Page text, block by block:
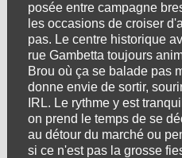
posée entre campagne
les occasions de croiser
pas. Le centre historique
rue Gambetta toujours
Brou où ça se balade pas
donne envie de sortir,
IRL. Le rythme y est
on prend le temps de se
au détour du marché ou
si ce n'est pas la grosse